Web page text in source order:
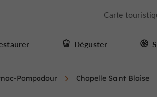
Carte
Déguster
Pompadour Chapelle Saint Blaise